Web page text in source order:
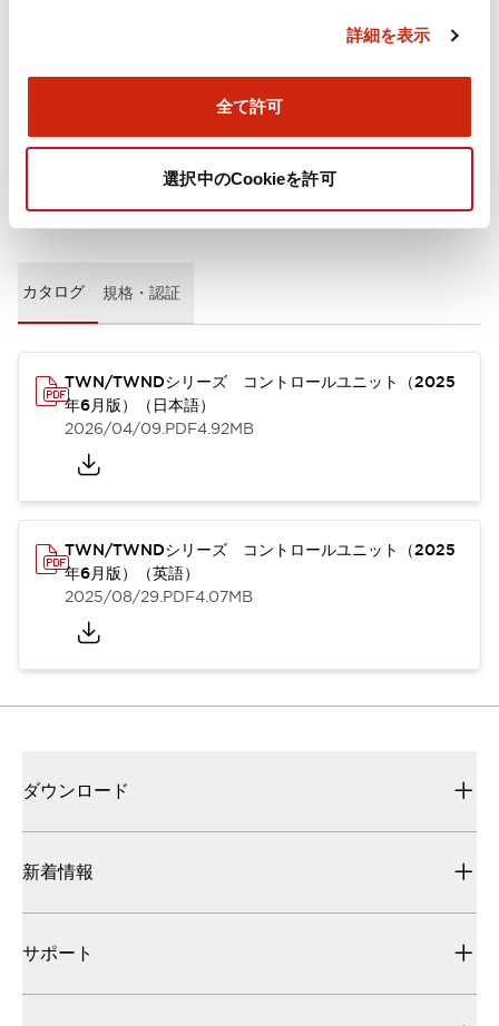
詳細を表示
全て許可
選択中のCookieを許可
取付設置仕様
ドキュメントとファイル
カタログ 規格・認証
TWN/TWNDシリーズ コントロールユニット（2025
年6月版）（日本語）
2026/04/09.PDF4.92MB
TWN/TWNDシリーズ コントロールユニット（2025
年6月版）（英語）
2025/08/29.PDF4.07MB
ダウンロード
新着情報
サポート